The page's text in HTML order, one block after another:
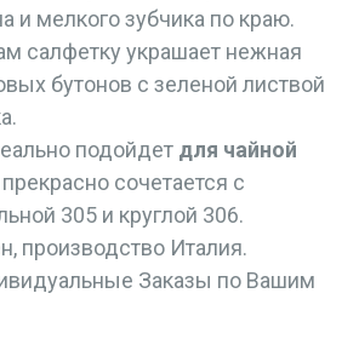
и мелкого зубчика по краю.
салфетку украшает нежная
бутонов с зеленой листвой
подойдет для чайной
сочетается с
305 и круглой 306.
производство Италия.
Заказы по Вашим